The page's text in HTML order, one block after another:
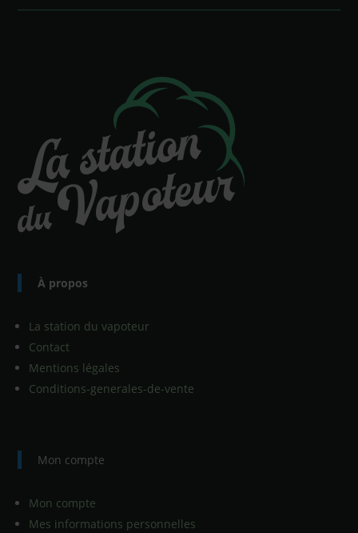
À propos
La station du vapoteur
Contact
Mentions légales
Conditions-generales-de-vente
Mon compte
Mon compte
Mes informations personnelles